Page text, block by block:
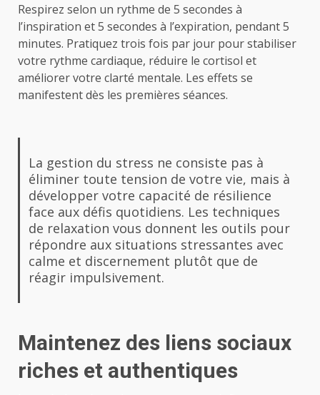
Respirez selon un rythme de 5 secondes à
l’inspiration et 5 secondes à l’expiration, pendant 5
minutes. Pratiquez trois fois par jour pour stabiliser
votre rythme cardiaque, réduire le cortisol et
améliorer votre clarté mentale. Les effets se
manifestent dès les premières séances.
La gestion du stress ne consiste pas à
éliminer toute tension de votre vie, mais à
développer votre capacité de résilience
face aux défis quotidiens. Les techniques
de relaxation vous donnent les outils pour
répondre aux situations stressantes avec
calme et discernement plutôt que de
réagir impulsivement.
Maintenez des liens sociaux
riches et authentiques